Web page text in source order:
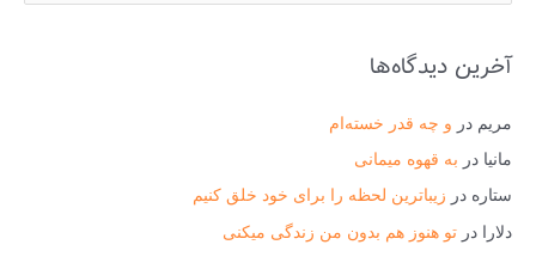
ج
ا
ی
آخرین دیدگاه‌ها
مریم در و چه قدر خسته‌ام
مانیا در به قهوه میمانی
ستاره در زیباترین لحظه را برای خود خلق کنیم
دلارا در تو هنوز هم بدون من زندگی میکنی